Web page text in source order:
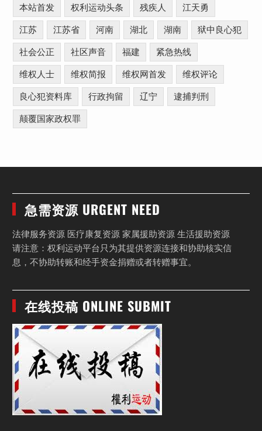
本站首发 权利运动头条 残疾人 江天勇
江苏 江苏省 河南 湖北 湖南 狱中良心犯
社会公正 社区声音 福建 紧急热线
维权人士 维权简报 维权网首发 维权评论
良心犯资料库 行政拘留 辽宁 逮捕判刑
颠覆国家政权罪
急需资源 URGENT NEED
法律服务资源 医疗康复资源 家属援助资源 生活援助资源
请注意：权利运动平台只为其提供资源连接和协助核实信
息，不协助转账和经手资金捐赠或者转赠事宜。
在线投稿 ONLINE SUBMIT